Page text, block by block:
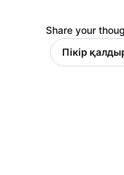
Share your
Пікір